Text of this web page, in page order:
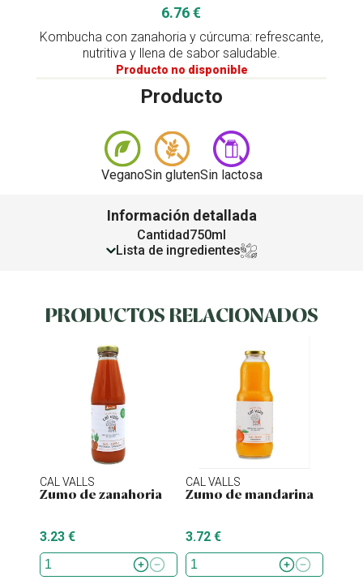
6.76 €
Kombucha con zanahoria y cúrcuma: refrescante,
nutritiva y llena de sabor saludable.
Producto no disponible
Producto
VeganoSin glutenSin lactosa
Información detallada
Cantidad750ml
Lista de ingredientes
PRODUCTOS RELACIONADOS
CAL VALLS
Zumo de zanahoria
3.23 €
CAL VALLS
Zumo de mandarina
3.72 €